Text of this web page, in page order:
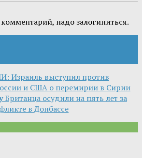
надо залогиниться.
Израиль выступил против
и США о перемирии в Сирии
Британца осудили на пять лет за
в Донбассе